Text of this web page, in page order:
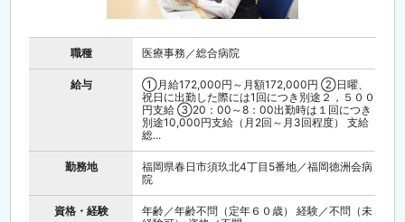
職種 医療事務／総合病院
給与
①月給172,000円～月額172,000円 ②日曜、
祝日に出勤した際には1回につき別途２，５００
円支給 ③20：00～8：00出勤時は１回につき
別途10,000円支給（月2回～月3回程度） 支給
総...
勤務地
福岡県春日市須玖北4丁目5番地／福岡徳洲会病
院
資格・経験
年齢／年齢不問（定年６０歳） 経験／不問（未